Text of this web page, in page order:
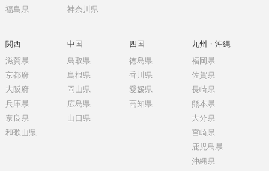
福島県
神奈川県
関西
滋賀県
京都府
大阪府
兵庫県
奈良県
和歌山県
中国
鳥取県
島根県
岡山県
広島県
山口県
四国
徳島県
香川県
愛媛県
高知県
九州・沖縄
福岡県
佐賀県
長崎県
熊本県
大分県
宮崎県
鹿児島県
沖縄県